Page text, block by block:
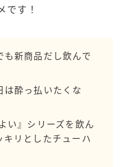
です！
も新商品だし飲んで
は酔っ払いたくな
い』シリーズを飲ん
キリとしたチューハ